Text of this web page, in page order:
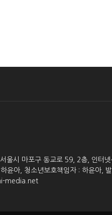
울시 마포구 동교로 59, 2층, 인터
하윤아, 청소년보호책임자 : 하윤
media.net